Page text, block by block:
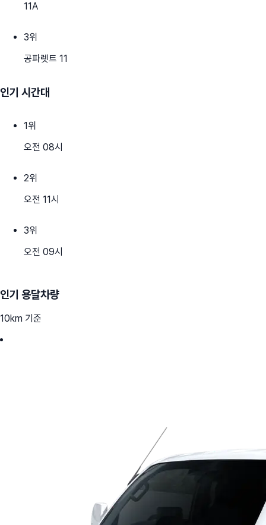
11A
3위
공파렛트 11
인기 시간대
1위
오전 08시
2위
오전 11시
3위
오전 09시
인기 용달차량
10km 기준